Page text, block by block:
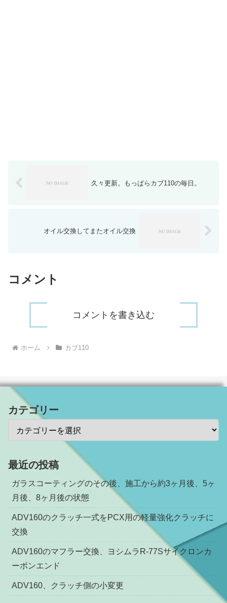
久々更新。もっぱらカブ110の毎日。
オイル交換してまたオイル交換
コメント
コメントを書き込む
ホーム カブ110
カテゴリー
最近の投稿
ガラスコーティングのその後、施工から約3ヶ月後、5ヶ
月後、8ヶ月後の状態
ADV160のクラッチ一式をPCX用の軽量強化クラッチに
交換
ADV160のマフラー交換、ヨシムラR-77Sサイクロンカ
ーボンエンド
ADV160、クラッチ側の小変更